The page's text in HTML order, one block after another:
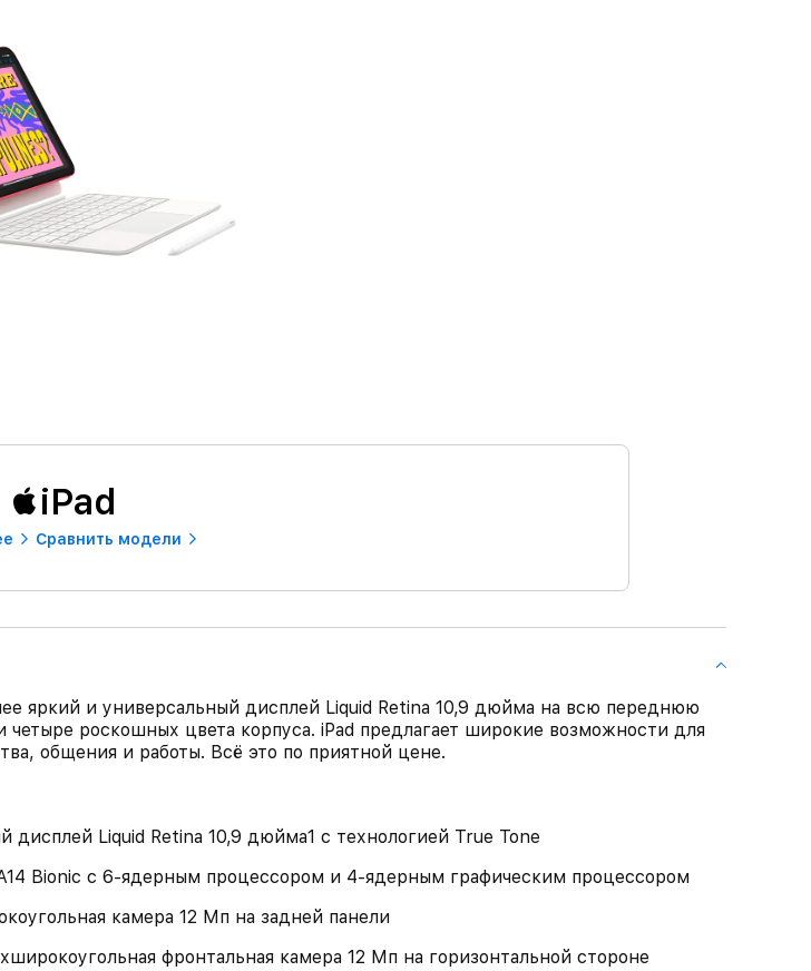
iPad
Сравнить модели
яркий и универсальный дисплей Liquid Retina 10,9 дюйма на всю переднюю
четыре роскошных цвета корпуса. iPad предлагает широкие возможности для
общения и работы. Всё это по приятной цене.
дисплей Liquid Retina 10,9 дюйма1 с технологией True Tone
Bionic с 6‑ядерным процессором и 4‑ядерным графическим процессором
камера 12 Мп на задней панели
фронтальная камера 12 Мп на горизонтальной стороне